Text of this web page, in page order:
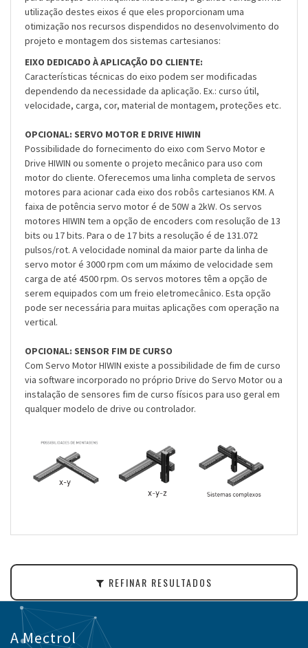
utilização destes eixos é que eles proporcionam uma
otimização nos recursos dispendidos no desenvolvimento do
projeto e montagem dos sistemas cartesianos:
EIXO DEDICADO À APLICAÇÃO DO CLIENTE:
Características técnicas do eixo podem ser modificadas
dependendo da necessidade da aplicação. Ex.: curso útil,
velocidade, carga, cor, material de montagem, proteções etc.
OPCIONAL: SERVO MOTOR E DRIVE HIWIN
Possibilidade do fornecimento do eixo com Servo Motor e
Drive HIWIN ou somente o projeto mecânico para uso com
motor do cliente. Oferecemos uma linha completa de servos
motores para acionar cada eixo dos robôs cartesianos KM. A
faixa de potência servo motor é de 50W a 2kW. Os servos
motores HIWIN tem a opção de encoders com resolução de 13
bits ou 17 bits. Para o de 17 bits a resolução é de 131.072
pulsos/rot. A velocidade nominal da maior parte da linha de
servo motor é 3000 rpm com um máximo de velocidade sem
carga de até 4500 rpm. Os servos motores têm a opção de
serem equipados com um freio eletromecânico. Esta opção
pode ser necessária para muitas aplicações com operação na
vertical.
OPCIONAL: SENSOR FIM DE CURSO
Com Servo Motor HIWIN existe a possibilidade de fim de curso
via software incorporado no próprio Drive do Servo Motor ou a
instalação de sensores fim de curso físicos para uso geral em
qualquer modelo de drive ou controlador.
REFINAR RESULTADOS
A Mectrol